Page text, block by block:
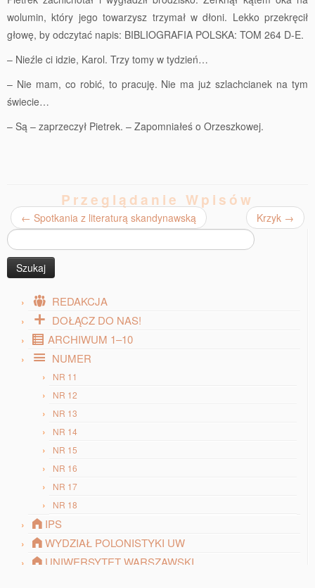
wolumin, który jego towarzysz trzymał w dłoni. Lekko przekręcił
głowę, by odczytać napis: BIBLIOGRAFIA POLSKA: TOM 264 D-E.
– Nieźle ci idzie, Karol. Trzy tomy w tydzień…
– Nie mam, co robić, to pracuję. Nie ma już szlachcianek na tym
świecie…
– Są – zaprzeczył Pietrek. – Zapomniałeś o Orzeszkowej.
Przeglądanie Wpisów
← Spotkania z literaturą skandynawską Krzyk →
Szukaj:
REDAKCJA
DOŁĄCZ DO NAS!
ARCHIWUM 1–10
NUMER
NR 11
NR 12
NR 13
NR 14
NR 15
NR 16
NR 17
NR 18
IPS
WYDZIAŁ POLONISTYKI UW
UNIWERSYTET WARSZAWSKI